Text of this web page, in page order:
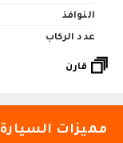
النوافذ
عدد الركاب
قارن
مميزات السيارة